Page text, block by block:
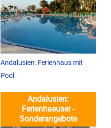
Andalusien: Ferienhaus mit
Pool
Andalusien:
Ferienhaeuser -
Sonderangebote